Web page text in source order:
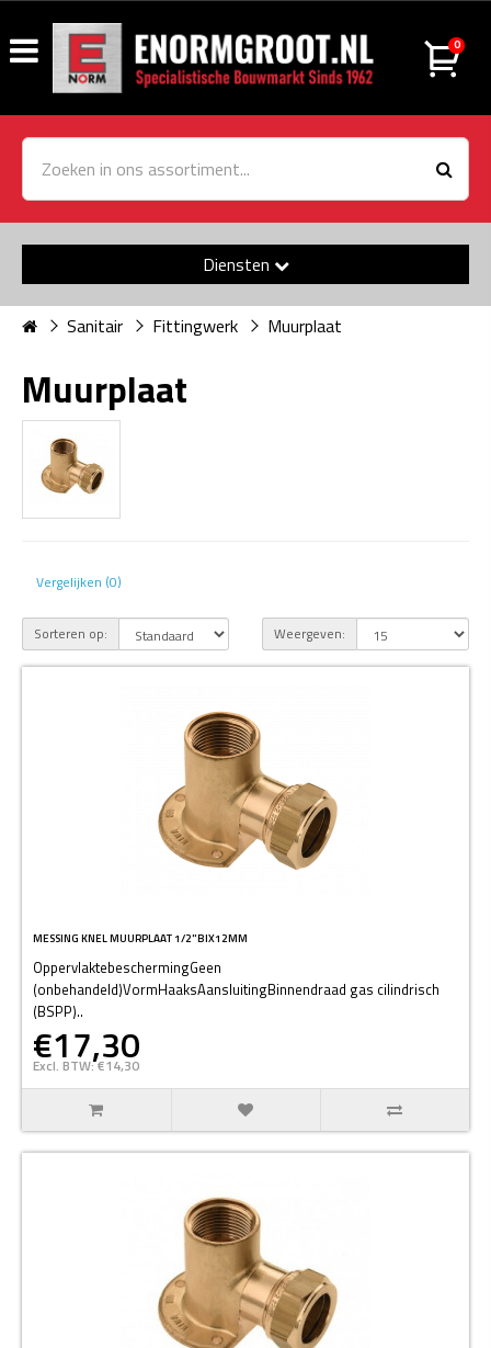
0
Diensten
Sanitair Fittingwerk Muurplaat
Muurplaat
Vergelijken (0)
Sorteren op: Weergeven:
MESSING KNEL MUURPLAAT 1/2"BIX12MM
OppervlaktebeschermingGeen
(onbehandeld)VormHaaksAansluitingBinnendraad gas cilindrisch
(BSPP)..
€17,30
Excl. BTW: €14,30